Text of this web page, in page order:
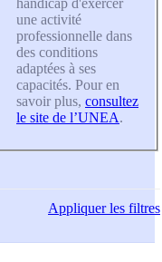
une activité
professionnelle dans
des conditions
adaptées à ses
capacités. Pour en
savoir plus, consultez
le site de l’UNEA.
Appliquerles filtres